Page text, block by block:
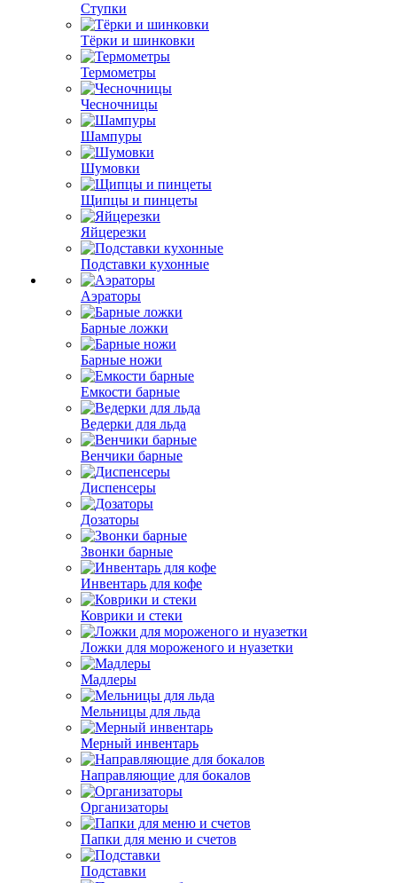
Ступки
Тёрки и шинковки
Термометры
Чесночницы
Шампуры
Шумовки
Щипцы и пинцеты
Яйцерезки
Подставки кухонные
Аэраторы
Барные ложки
Барные ножи
Емкости барные
Ведерки для льда
Венчики барные
Диспенсеры
Дозаторы
Звонки барные
Инвентарь для кофе
Коврики и стеки
Ложки для мороженого и нуазетки
Мадлеры
Мельницы для льда
Мерный инвентарь
Направляющие для бокалов
Организаторы
Папки для меню и счетов
Подставки